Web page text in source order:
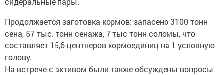
Продолжается заготовка кормов: запасено 3100 тонн
сена, 57 тыс. тонн сенажа, 7 тыс тонн соломы, что
составляет 15,6 центнеров кормоединиц на 1 условную
голову.
На встрече с активом были также обсуждены вопросы